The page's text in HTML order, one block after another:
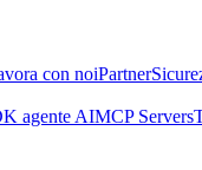
con noiPartner
agente AIMCP Servers